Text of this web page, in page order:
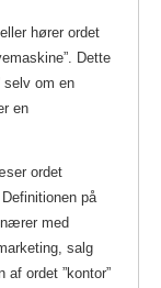
hører ordet
Dette
selv om en
en
ordet
Definitionen på
med
salg
af ordet ”kontor”